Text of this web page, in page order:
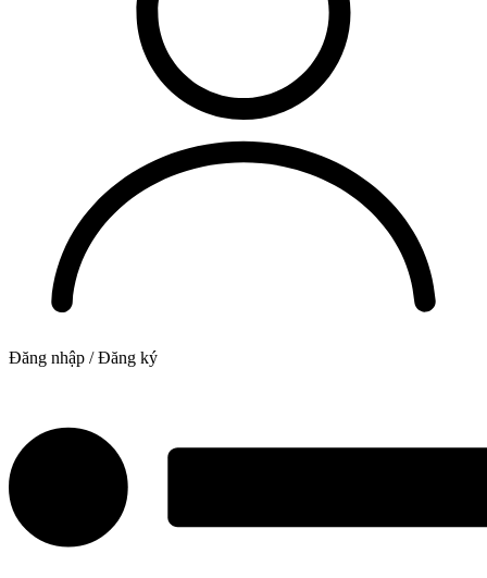
Đăng nhập / Đăng ký